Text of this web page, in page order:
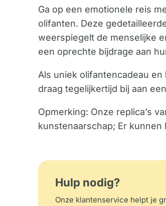
Ga op een emotionele reis
olifanten. Deze
weerspiegelt de menselijke
een oprechte bijdrage aan
Als uniek olifantencadeau
draag tegelijkertijd bij aan
Opmerking: Onze replica’s
kunstenaarschap; Er
Hulp nodig?
Onze klantenservice helpt je